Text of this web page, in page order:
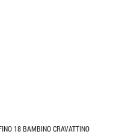
18 BAMBINO CRAVATTINO